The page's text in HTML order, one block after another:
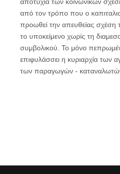
από τον τρόπο που ο
προωθεί την απευθείας σχέση
το υποκείμενο χωρίς τη
συμβολικού. Το μόνο
επιφυλάσσει η κυριαρχία των
των παραγωγών -